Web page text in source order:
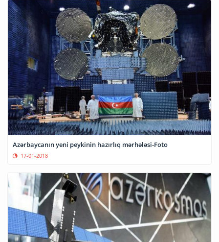
Azərbaycanın yeni peykinin hazırlıq mərhələsi-Foto
17-01-2018